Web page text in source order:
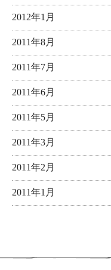
2012年1月
2011年8月
2011年7月
2011年6月
2011年5月
2011年3月
2011年2月
2011年1月